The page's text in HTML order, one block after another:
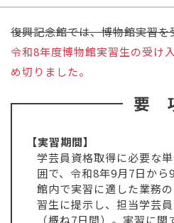
復興記念館では、博物館実習を
令和8年度博物館実習生の受け
め切りました。
要
【実習期間】
学芸員資格取得に必要な
囲で、令和8年9月7日から
館内で実習に適した業務
習生に提示し、担当学芸
（概ね7日間）。実習に